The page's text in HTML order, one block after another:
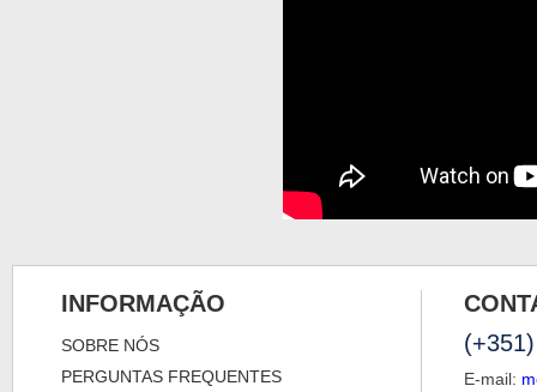
INFORMAÇÃO
SOBRE NÓS
PERGUNTAS FREQUENTES
E-mail: